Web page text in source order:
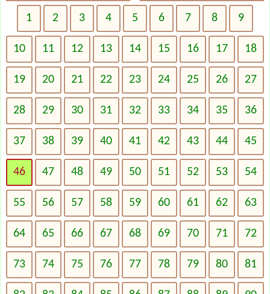
1 2 3 4 5 6 7 8 9
10 11 12 13 14 15 16 17 18
19 20 21 22 23 24 25 26 27
28 29 30 31 32 33 34 35 36
37 38 39 40 41 42 43 44 45
46 47 48 49 50 51 52 53 54
55 56 57 58 59 60 61 62 63
64 65 66 67 68 69 70 71 72
73 74 75 76 77 78 79 80 81